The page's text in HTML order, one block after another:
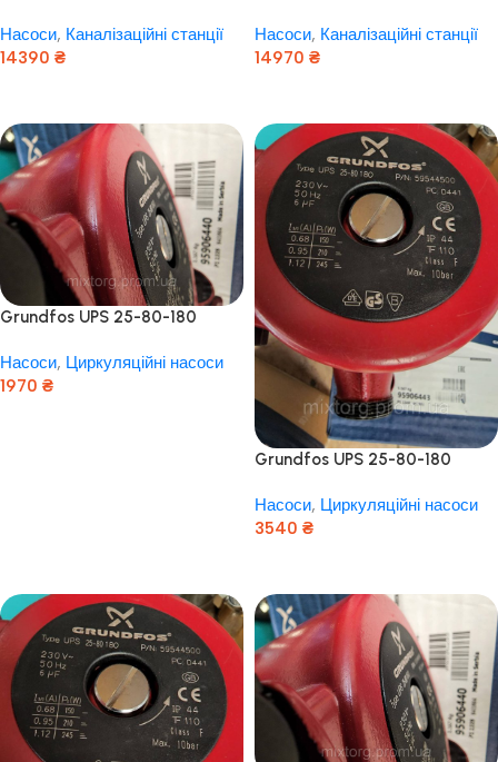
оригінал
Насоси, Каналізаційні станції
14390 ₴
оригінал
Насоси, Каналізаційні станції
14970 ₴
Grundfos UPS 25-80-180
Насоси, Циркуляційні насоси
1970 ₴
Grundfos UPS 25-80-180
Насоси, Циркуляційні насоси
3540 ₴